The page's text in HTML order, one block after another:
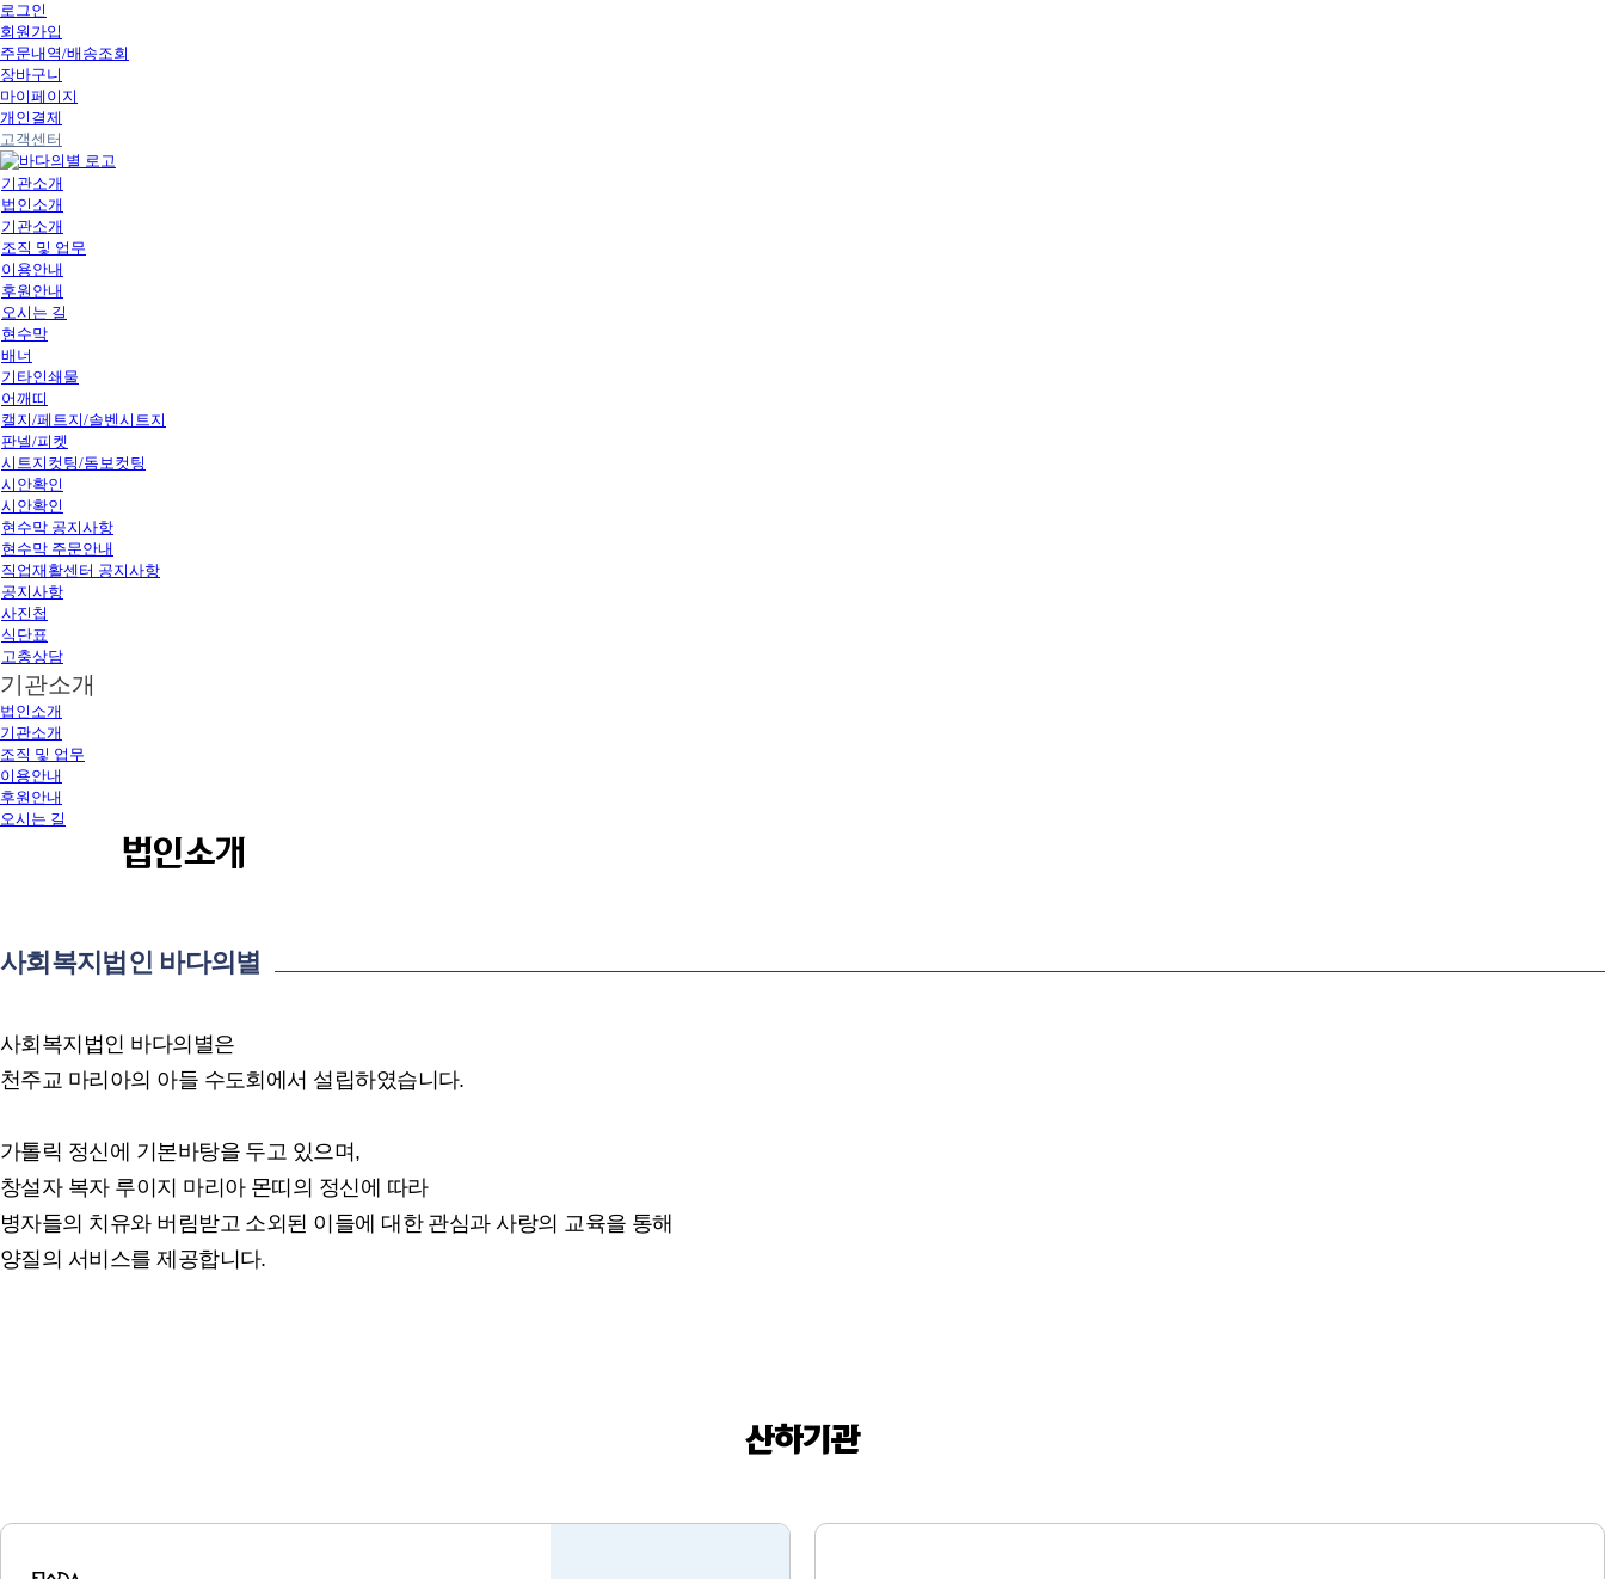
로그인
회원가입
주문내역/배송조회
장바구니
마이페이지
개인결제
고객센터
기관소개
법인소개
기관소개
조직 및 업무
이용안내
후원안내
오시는 길
현수막
배너
기타인쇄물
어깨띠
캘지/페트지/솔벤시트지
판넬/피켓
시트지컷팅/돔보컷팅
시안확인
시안확인
현수막 공지사항
현수막 주문안내
직업재활센터 공지사항
공지사항
사진첩
식단표
고충상담
기관소개
법인소개
기관소개
조직 및 업무
이용안내
후원안내
오시는 길
법인소개
사회복지법인 바다의별
사회복지법인 바다의별은
천주교 마리아의 아들 수도회에서 설립하였습니다.
가톨릭 정신에 기본바탕을 두고 있으며,
창설자 복자 루이지 마리아 몬띠의 정신에 따라
병자들의 치유와 버림받고 소외된 이들에 대한 관심과 사랑의 교육을 통해
양질의 서비스를 제공합니다.
산하기관